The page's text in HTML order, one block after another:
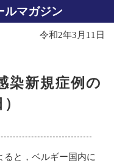
ルマガジン
令和2年3月11日
染新規症例の
と，ベルギー国内に